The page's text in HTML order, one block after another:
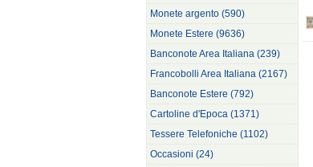
Monete argento (590)
Monete Estere (9636)
Banconote Area Italiana (239)
Francobolli Area Italiana (2167)
Banconote Estere (792)
Cartoline d'Epoca (1371)
Tessere Telefoniche (1102)
Occasioni (24)